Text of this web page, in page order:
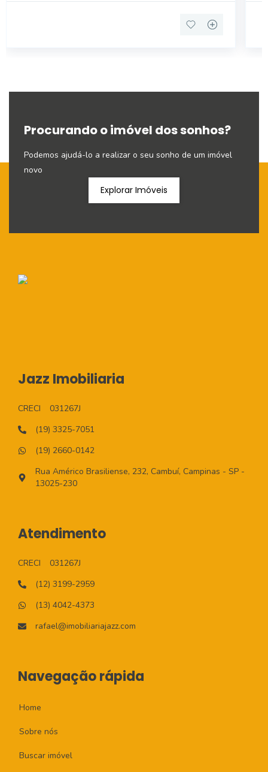
Procurando o imóvel dos sonhos?
Podemos ajudá-lo a realizar o seu sonho de um imóvel
novo
Explorar Imóveis
Jazz Imobiliaria
CRECI
031267J
(19) 3325-7051
(19) 2660-0142
Rua Américo Brasiliense, 232, Cambuí, Campinas - SP -
13025-230
Atendimento
CRECI
031267J
(12) 3199-2959
(13) 4042-4373
rafael@imobiliariajazz.com
Navegação rápida
Home
Sobre nós
Buscar imóvel